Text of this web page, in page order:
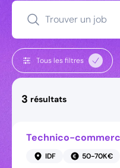
Trouver un job
Tous les filtres
3 résultats
Technico-
IDF
50-70K€